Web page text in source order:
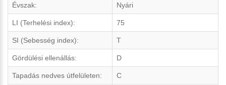
Évszak: Nyári
LI (Terhelési index): 75
SI (Sebesség index): T
Gördülési ellenállás: D
Tapadás nedves útfelületen: C